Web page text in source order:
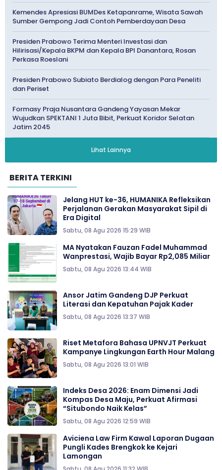
Kemendes Apresiasi BUMDes Ketapanrame, Wisata Sawah
Sumber Gempong Jadi Contoh Pemberdayaan Desa
Presiden Prabowo Terima Menteri Investasi dan
Hilirisasi/Kepala BKPM dan Kepala BPI Danantara, Rosan
Perkasa Roeslani
Presiden Prabowo Subiato Berdialog dengan Para Peneliti
dan Periset
Formasy Praja Nusantara Gandeng Yayasan Mekar
Wujudkan SPEKTANI 1 Juta Bibit, Perkuat Koridor Selatan
Jatim 2045
Lihat Lainnya
BERITA TERKINI
Jelang HUT ke-36, HUMANIKA Refleksikan
Perjalanan Gerakan Masyarakat Sipil di
Era Digital
Sabtu, 08 Agu 2026 15:29 WIB
MA Nyatakan Fauzan Fadel Muhammad
Wanprestasi, Wajib Bayar Rp2,085 Miliar
Sabtu, 08 Agu 2026 13:44 WIB
Ansor Jatim Gandeng DJP Perkuat
Literasi dan Kepatuhan Pajak Kader
Sabtu, 08 Agu 2026 13:37 WIB
Riset Metafora Bahasa UPNVJT Perkuat
Kampanye Lingkungan Earth Hour Malang
Sabtu, 08 Agu 2026 13:01 WIB
Indeks Desa 2026: Enam Dimensi Jadi
Kompas Desa Maju, Perkuat Afirmasi
“Situbondo Naik Kelas”
Sabtu, 08 Agu 2026 12:59 WIB
Aviciena Law Firm Kawal Laporan Dugaan
Pungli Kades Brengkok ke Kejari
Lamongan